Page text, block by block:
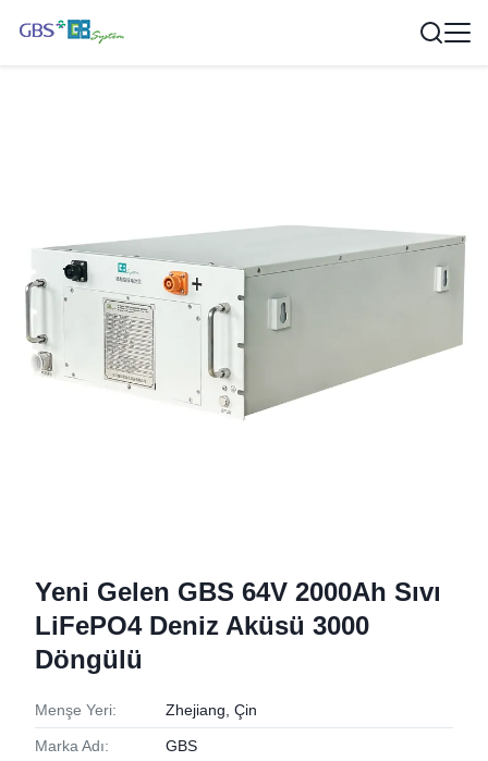
Yeni Gelen GBS 64V 2000Ah Sıvı
LiFePO4 Deniz Aküsü 3000
Döngülü
Menşe Yeri: Zhejiang, Çin
Marka Adı: GBS